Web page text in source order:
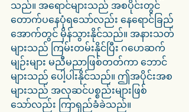
သည်။ အရောင်များသည် အစပိုင်းတွင်
တောက်ပနေပုံရသော်လည်း နေရောင်ခြည်
အောက်တွင် မှိန်သွားနိုင်သည်။ အနားသတ်
များသည် ကြမ်းတမ်းနိုင်ပြီး ဂဟေဆက်
မျဉ်းများ မညီမညာဖြစ်တတ်ကာ ဘောင်
များသည် ပေါ့ပါးနိုင်သည်။ ဤအပိုင်းအစ
များသည် အလှဆင်ပစ္စည်းများဖြစ်
သော်လည်း ကြာရှည်ခံခဲသည်။